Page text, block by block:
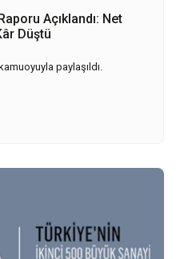
Açıklandı: Net
Düştü
paylaşıldı.